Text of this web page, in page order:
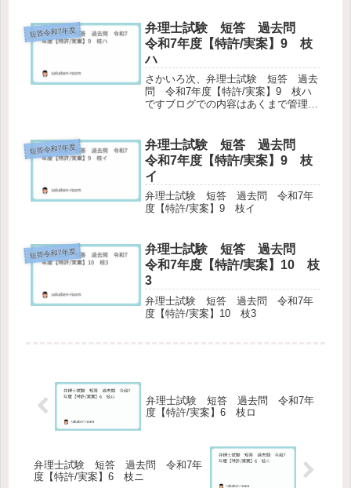
短答令和7年度
弁理士試験 短答 過去問
令和7年度【特許/実案】9 枝
ハ
さかいろ次、弁理士試験 短答 過去
問 令和7年度【特許/実案】9 枝ハ
ですブログでの内容はあくまで管理人
た、その正確性を保証するものではあ
りません。予め、ご了承くださいま
せ。...
短答令和7年度
弁理士試験 短答 過去問
令和7年度【特許/実案】9 枝
イ
弁理士試験 短答 過去問 令和7年
度【特許/実案】9 枝イ
短答令和7年度
弁理士試験 短答 過去問
令和7年度【特許/実案】10 枝
3
弁理士試験 短答 過去問 令和7年
度【特許/実案】10 枝3
弁理士試験 短答 過去問 令和7年
度【特許/実案】6 枝ロ
弁理士試験 短答 過去問 令和7年
度【特許/実案】6 枝ニ